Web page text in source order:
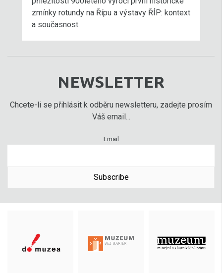
zmínky rotundy na Řípu a výstavy ŘÍP: kontext
a současnost.
NEWSLETTER
Chcete-li se přihlásit k odběru newsletteru, zadejte prosím
Váš email...
Email
Subscribe